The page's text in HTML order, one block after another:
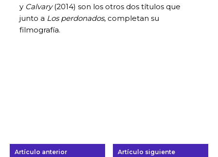
y Calvary(2014) son los otros dos títulos que
junto a Los perdonados, completan su
filmografía.
Artículo anterior Artículo siguiente